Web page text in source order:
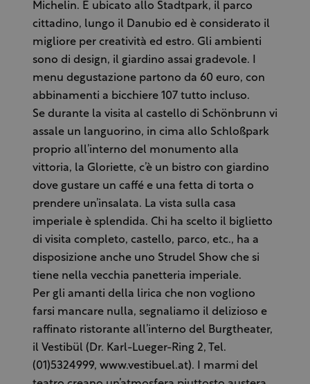
Michelin. È ubicato allo Stadtpark, il parco
cittadino, lungo il Danubio ed è considerato il
migliore per creatività ed estro. Gli ambienti
sono di design, il giardino assai gradevole. I
menu degustazione partono da 60 euro, con
abbinamenti a bicchiere 107 tutto incluso.
Se durante la visita al castello di Schönbrunn vi
assale un languorino, in cima allo Schloßpark
proprio all’interno del monumento alla
vittoria, la Gloriette, c’è un bistro con giardino
dove gustare un caffé e una fetta di torta o
prendere un’insalata. La vista sulla casa
imperiale è splendida. Chi ha scelto il biglietto
di visita completo, castello, parco, etc., ha a
disposizione anche uno Strudel Show che si
tiene nella vecchia panetteria imperiale.
Per gli amanti della lirica che non vogliono
farsi mancare nulla, segnaliamo il delizioso e
raffinato ristorante all’interno del Burgtheater,
il Vestibül (Dr. Karl-Lueger-Ring 2, Tel.
(01)5324999, www.vestibuel.at). I marmi del